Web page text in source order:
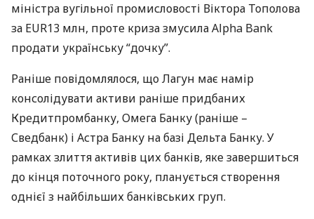
міністра вугільної промисловості Віктора Тополова
за EUR13 млн, проте криза змусила Alpha Bank
продати українську “дочку”.
Раніше повідомлялося, що Лагун має намір
консолідувати активи раніше придбаних
Кредитпромбанку, Омега Банку (раніше –
Сведбанк) і Астра Банку на базі Дельта Банку. У
рамках злиття активів цих банків, яке завершиться
до кінця поточного року, планується створення
однієї з найбільших банківських груп.